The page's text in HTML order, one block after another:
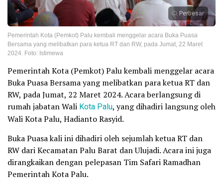
Perbesar
Pemerintah Kota (Pemkot) Palu kembali menggelar acara Buka Puasa
Bersama yang melibatkan para ketua RT dan RW, pada Jumat, 22 Maret
2024. Foto: Istimewa
Pemerintah Kota (Pemkot) Palu kembali menggelar acara
Buka Puasa Bersama yang melibatkan para ketua RT dan
RW, pada Jumat, 22 Maret 2024. Acara berlangsung di
rumah jabatan Wali Kota Palu, yang dihadiri langsung oleh
Wali Kota Palu, Hadianto Rasyid.
Buka Puasa kali ini dihadiri oleh sejumlah ketua RT dan
RW dari Kecamatan Palu Barat dan Ulujadi. Acara ini juga
dirangkaikan dengan pelepasan Tim Safari Ramadhan
Pemerintah Kota Palu.